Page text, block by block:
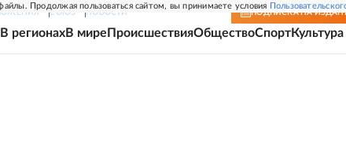
Продолжая пользоваться сайтом, вы принимаете условия
СОЮЗ НОВОСТИ ПОДПИСКА НА
В регионахВ мире ПроисшествияОбществоСпортКультура